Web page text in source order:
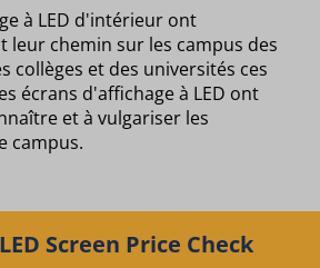
à LED d'intérieur ont
leur chemin sur les campus des
collèges et des universités ces
écrans d'affichage à LED ont
et à vulgariser les
campus.
Screen Price Check